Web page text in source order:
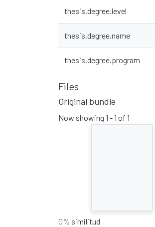
thesis.degree.level
thesis.degree.name
thesis.degree.program
Files
Original bundle
Now showing 1 - 1 of 1
0% similitud